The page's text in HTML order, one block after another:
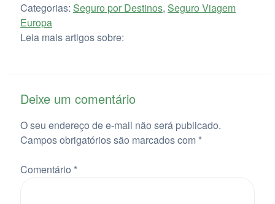
Categorias: Seguro por Destinos, Seguro Viagem
Europa
Leia mais artigos sobre:
Deixe um comentário
O seu endereço de e-mail não será publicado.
Campos obrigatórios são marcados com *
Comentário *